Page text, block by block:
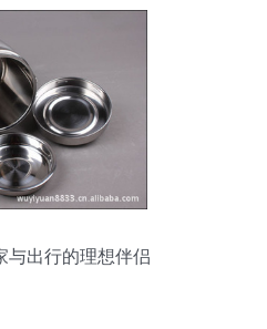
与出行的理想伴侣